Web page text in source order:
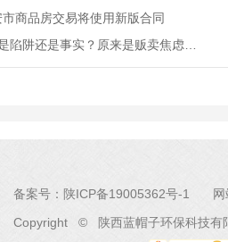
商品房交易将使用新版合同
备案号： 陕ICP备19005362号-1
Copyright © 陕西蓝帽子环保科技有